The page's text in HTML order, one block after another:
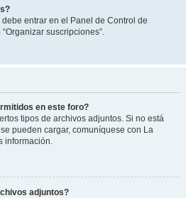
entrar en el Panel de Control de
suscripciones”.
en este foro?
tipos de archivos adjuntos. Si no está
pueden cargar, comuníquese con La
información.
adjuntos?